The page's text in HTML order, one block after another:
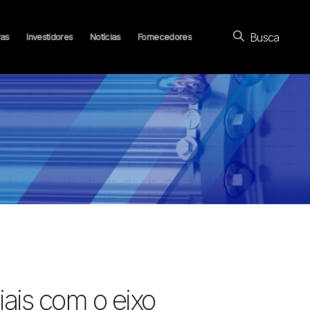
Investidores Notícias Fornecedores Busca
com o eixo